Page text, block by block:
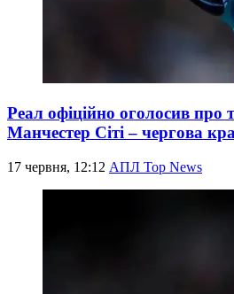
Реал офіційно оголосив про
Манчестер Сіті – чергова
17 червня, 12:12 АПЛ Top News